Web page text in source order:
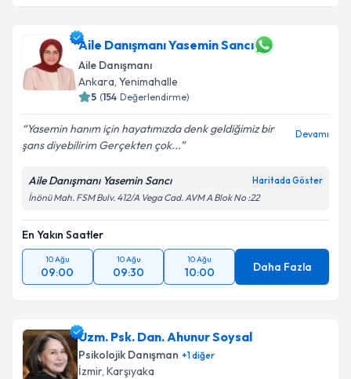
Aile Danışmanı Yasemin Sancı
Aile Danışmanı
Ankara, Yenimahalle
5 (154 Değerlendirme)
Yasemin hanım için hayatımızda denk geldiğimiz bir
şans diyebilirim Gerçekten çok...
Devamı
Aile Danışmanı Yasemin Sancı Haritada Göster
İnönü Mah. FSM Bulv. 412/A Vega Cad. AVM A Blok No :22
En Yakın Saatler
10 Ağu
09:00
10 Ağu
09:30
10 Ağu
10:00 Daha Fazla
Uzm. Psk. Dan. Ahunur Soysal
Psikolojik Danışman +1diğer
İzmir, Karşıyaka